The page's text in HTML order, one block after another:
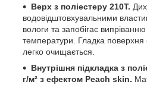
Верх з поліестеру 210T.
водовідштовхувальними
вологи та запобігає
температури. Гладка поверхня
легко очищається.
Внутрішня підкладка з
г/м² з ефектом Peach skin.